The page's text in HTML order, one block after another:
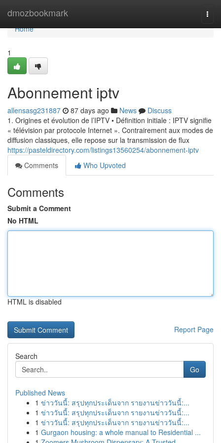
dmozbookmark
Home
Home
1
Abonnement iptv
allensasg231887 87 days ago News
Discuss
1. Origines et évolution de l’IPTV • Définition initiale : IPTV signifie
« télévision par protocole Internet ». Contrairement aux modes de
diffusion classiques, elle repose sur la transmission de flux
https://pasteldirectory.com/listings13560254/abonnement-iptv
Comments
Who Upvoted
Comments
Submit a Comment
No HTML
HTML is disabled
Report Page
Search
Go
Published News
1 ข่าววันนี้: สรุปทุกประเด็นจาก รายงานข่าววันนี้:...
1 ข่าววันนี้: สรุปทุกประเด็นจาก รายงานข่าววันนี้:...
1 ข่าววันนี้: สรุปทุกประเด็นจาก รายงานข่าววันนี้:...
1 Gurgaon housing: a whole manual to Residential ...